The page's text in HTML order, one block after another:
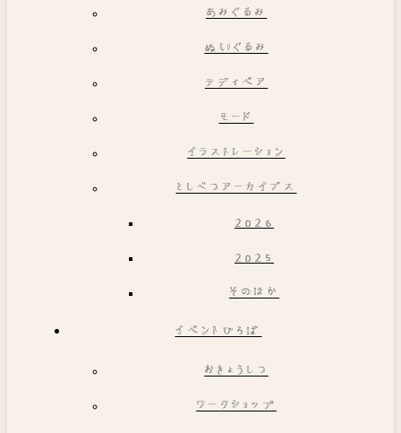
あみぐるみ
ぬいぐるみ
テディベア
モード
イラストレーション
としべつアーカイブス
2026
2025
そのほか
イベントひろば
おきょうしつ
ワークショップ